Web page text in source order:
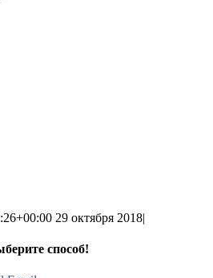
29 октября 2018|
способ!